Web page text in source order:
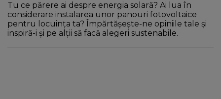
Tu ce părere ai despre energia solară? Ai lua în
considerare instalarea unor panouri fotovoltaice
pentru locuința ta? Împărtășește-ne opiniile tale și
inspiră-i și pe alții să facă alegeri sustenabile.